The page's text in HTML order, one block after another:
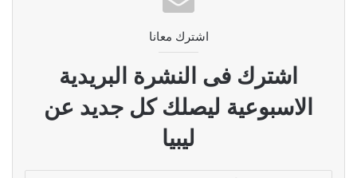
اشترك معانا
اشترك فى النشرة البريدية
الاسبوعية ليصلك كل جديد عن
ليبيا